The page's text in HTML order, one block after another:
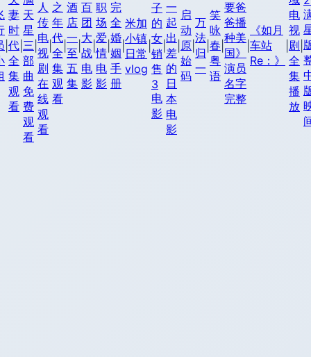
妻
时
代
全
集
观
看
天
星
三
部
曲
免
费
观
看
人
传
电
视
剧
在
线
观
看
之
年
代
全
集
观
看
酒
店
一
至
五
集
百
团
大
战
电
影
职
场
爱
情
电
影
完
全
婚
姻
手
册
米加
小镇
日常
vlog
子
的
女
销
售
3
电
影
一
起
出
差
的
日
本
电
影
启
动
原
始
码
万
法
归
一
笑
咏
春
粤
语
要爸
爸播
种美
国》
演员
名字
完整
《如月
车站
Re：》
电
视
剧
全
集
播
放